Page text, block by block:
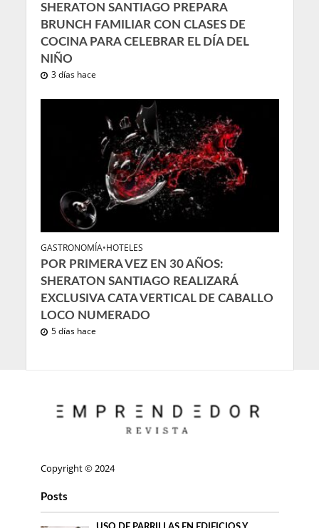
SHERATON SANTIAGO PREPARA
BRUNCH FAMILIAR CON CLASES DE
COCINA PARA CELEBRAR EL DÍA DEL
NIÑO
3 días hace
GASTRONOMÍA•HOTELES
POR PRIMERA VEZ EN 30 AÑOS:
SHERATON SANTIAGO REALIZARÁ
EXCLUSIVA CATA VERTICAL DE CABALLO
LOCO NUMERADO
5 días hace
Copyright © 2024
Posts